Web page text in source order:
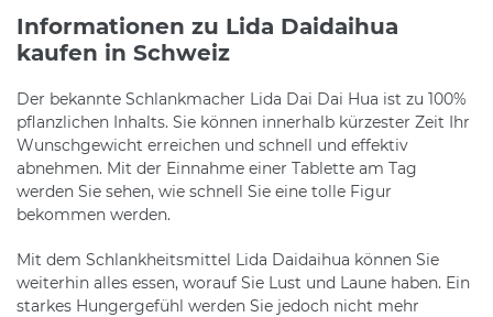
Informationen zu Lida Daidaihua
kaufen in Schweiz
Der bekannte Schlankmacher Lida Dai Dai Hua ist zu 100%
pflanzlichen Inhalts. Sie können innerhalb kürzester Zeit Ihr
Wunschgewicht erreichen und schnell und effektiv
abnehmen. Mit der Einnahme einer Tablette am Tag
werden Sie sehen, wie schnell Sie eine tolle Figur
bekommen werden.
Mit dem Schlankheitsmittel Lida Daidaihua können Sie
weiterhin alles essen, worauf Sie Lust und Laune haben. Ein
starkes Hungergefühl werden Sie jedoch nicht mehr